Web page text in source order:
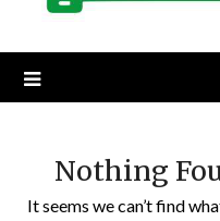
Nothing
It seems we can’t find